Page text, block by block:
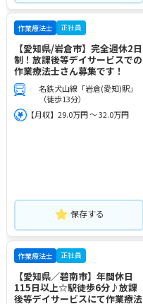
作業療法士 正社員
【愛知県/岩倉市】完全週休2日
制！放課後等デイサービスでの
作業療法士さん募集です！
名鉄犬山線「岩倉(愛知)駅」
（徒歩13分）
【月収】29.0万円 ～ 32.0万円
保存する
作業療法士 正社員
【愛知県／碧南市】年間休日
115日以上☆駅徒歩6分♪放課
後等デイサービスにて作業療法